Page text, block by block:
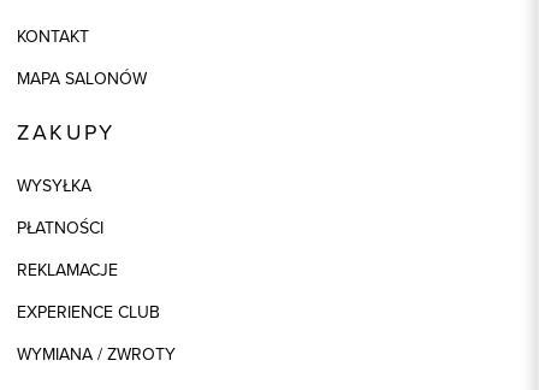
KONTAKT
MAPA SALONÓW
ZAKUPY
WYSYŁKA
PŁATNOŚCI
REKLAMACJE
EXPERIENCE CLUB
WYMIANA / ZWROTY